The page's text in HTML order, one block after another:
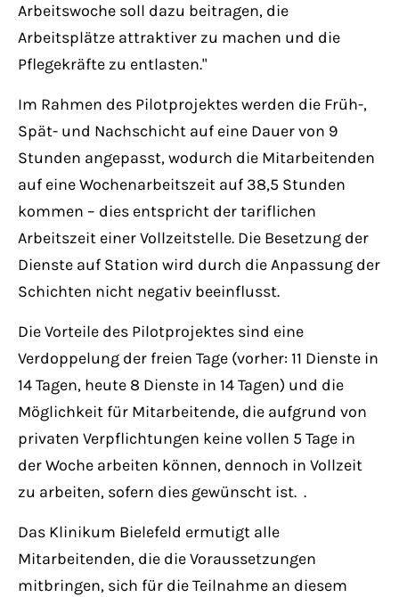
Arbeitswoche soll dazu beitragen, die
Arbeitsplätze attraktiver zu machen und die
Pflegekräfte zu entlasten."
Im Rahmen des Pilotprojektes werden die Früh-,
Spät- und Nachschicht auf eine Dauer von 9
Stunden angepasst, wodurch die Mitarbeitenden
auf eine Wochenarbeitszeit auf 38,5 Stunden
kommen – dies entspricht der tariflichen
Arbeitszeit einer Vollzeitstelle. Die Besetzung der
Dienste auf Station wird durch die Anpassung der
Schichten nicht negativ beeinflusst.
Die Vorteile des Pilotprojektes sind eine
Verdoppelung der freien Tage (vorher: 11 Dienste in
14 Tagen, heute 8 Dienste in 14 Tagen) und die
Möglichkeit für Mitarbeitende, die aufgrund von
privaten Verpflichtungen keine vollen 5 Tage in
der Woche arbeiten können, dennoch in Vollzeit
zu arbeiten, sofern dies gewünscht ist. .
Das Klinikum Bielefeld ermutigt alle
Mitarbeitenden, die die Voraussetzungen
mitbringen, sich für die Teilnahme an diesem